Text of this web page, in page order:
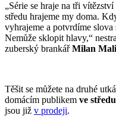
„Série se hraje na tři
středu hrajeme my doma.
vyhrajeme a potvrdíme slova
Nemůže sklopit hlavy,“
zuberský brankářMilan
Těšit se můžete na druhé
domácím publikem ve
jsou již v prodeji.